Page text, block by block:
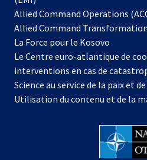
Allied Command Operations
Allied Command
La Force pour le Kosovo
dans
un
nouvel
onglet
Le Centre euro-atlantique de
interventions en cas de
Science au service de la paix et
Utilisation du contenu et de la